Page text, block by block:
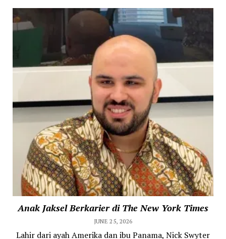
Anak Jaksel Berkarier di The New York Times
JUNE 25, 2026
Lahir dari ayah Amerika dan ibu Panama, Nick Swyter